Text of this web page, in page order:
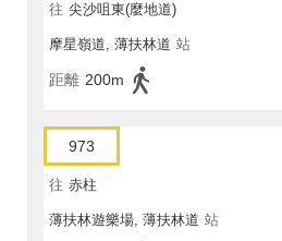
往 尖沙咀東(麼地道)
摩星嶺道, 薄扶林道 站
距離 200m
973
往 赤柱
薄扶林遊樂場, 薄扶林道 站